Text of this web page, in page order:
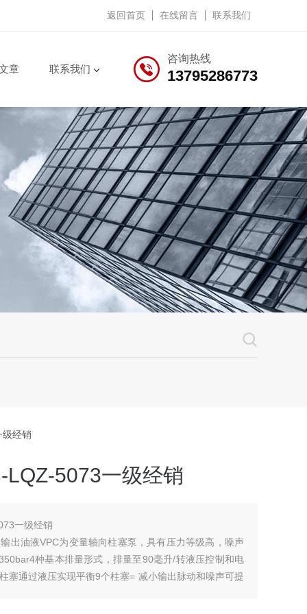
返回首页 在线留言 联系我们
咨询热线
13795286773
章 联系我们
经销
5073一级经销
一级经销
出油液VPC为变量轴向柱塞泵，具有压力等级高，噪声
种基本排量形式，排量至90毫升/转液压控制和电
塞通过液压实现平衡9个柱塞= 减小输出脉动和噪声可提